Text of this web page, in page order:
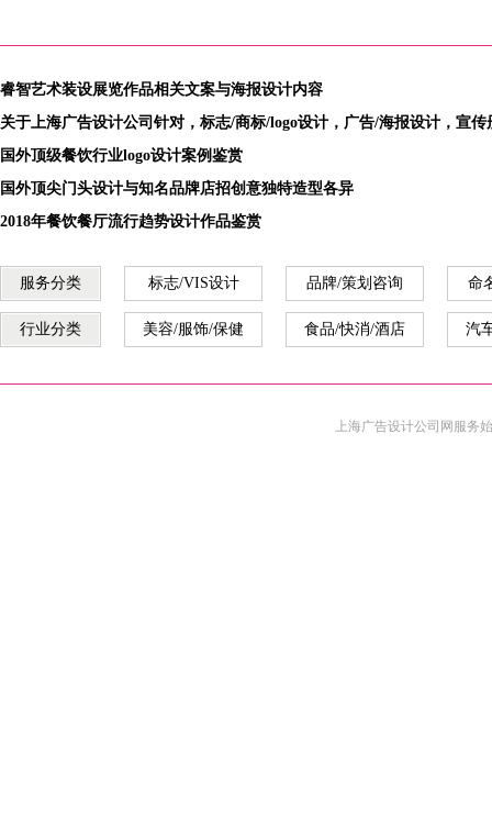
睿智艺术装设展览作品相关文案与海报设计内容
关于上海广告设计公司针对，标志/商标/logo设计，广告/海报设计，宣
国外顶级餐饮行业logo设计案例鉴赏
国外顶尖门头设计与知名品牌店招创意独特造型各异
2018年餐饮餐厅流行趋势设计作品鉴赏
服务分类 标志/VIS设计 品牌/策划咨询 命
行业分类 美容/服饰/保健 食品/快消/酒店 汽
上海广告设计公司 网服务